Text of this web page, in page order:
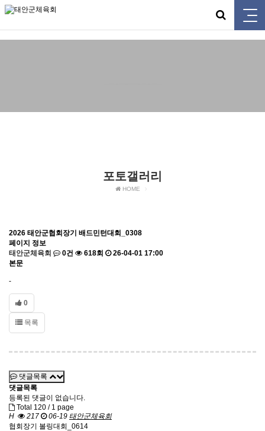
태안군체육회
포토갤러리
HOME
2026 태안군협회장기 배드민턴대회_0308
페이지 정보
태안군체육회
0건 618회
26-04-01 17:00
본문
-
0
목록
댓글목록
댓글목록
등록된 댓글이 없습니다.
Total 120 /1 page
H
217 06-19 태안군체육회
협회장기 볼링대회_0614